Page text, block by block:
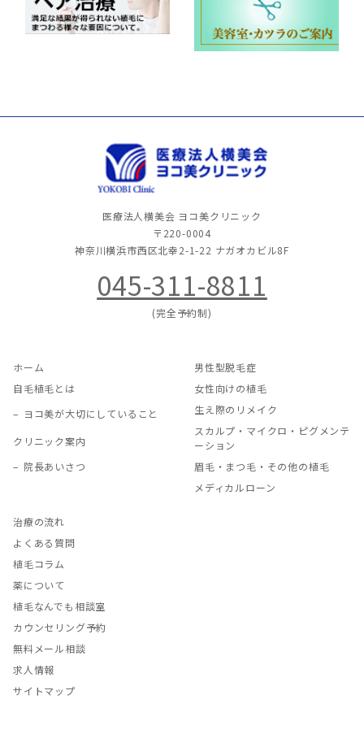
医療法人横美会 ヨコ美クリニック
〒220-0004
神奈川横浜市西区北幸2-1-22 ナガオカビル8F
045-311-8811
(完全予約制)
ホーム
自毛植毛とは
ヨコ美が大切にしていること
クリニック案内
院長あいさつ
男性型脱毛症
女性向けの植毛
生え際のリメイク
スカルプ・マイクロ・ピグメンテ
ーション
眉毛・まつ毛・その他の植毛
メディカルローン
治療の流れ
よくある質問
植毛コラム
薬について
植毛なんでも相談室
カウンセリング予約
無料メール相談
求人情報
サイトマップ